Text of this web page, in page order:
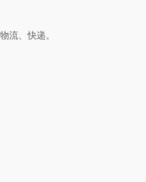
流、快递。